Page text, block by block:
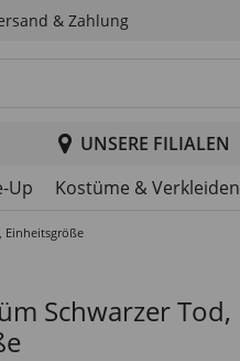
& Zahlung
UNSERE FILIALEN
Up Kostüme & Verkleiden
Einheitsgröße
Schwarzer Tod,